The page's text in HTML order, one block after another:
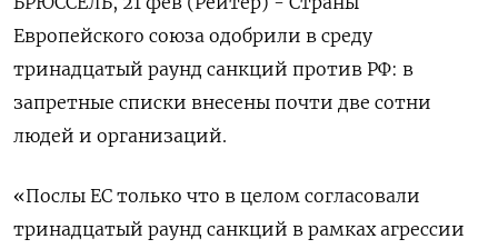
Европейского союза одобрили в среду
тринадцатый раунд санкций против РФ: в
запретные списки внесены почти две сотни
людей и организаций.
«Послы ЕС только что в целом согласовали
тринадцатый раунд санкций в рамках агрессии